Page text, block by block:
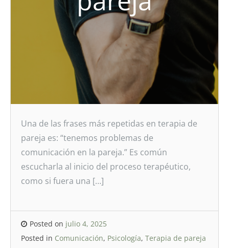
Una de las frases más repetidas en terapia de
pareja es: “tenemos problemas de
comunicación en la pareja.” Es común
escucharla al inicio del proceso terapéutico,
como si fuera una […]
Posted on julio 4, 2025
Posted in Comunicación, Psicología, Terapia de pareja